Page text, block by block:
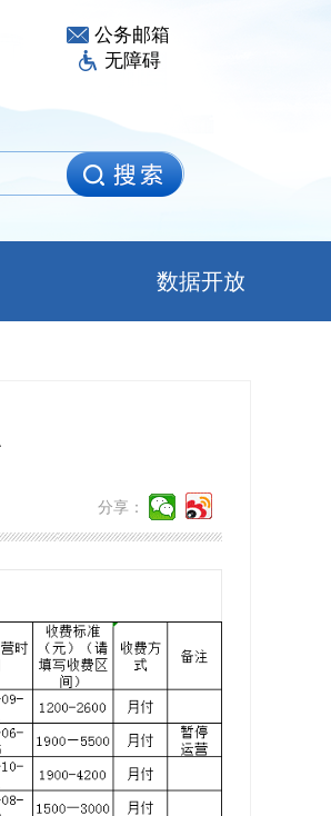
公务邮箱
无障碍
数据开放
分享：